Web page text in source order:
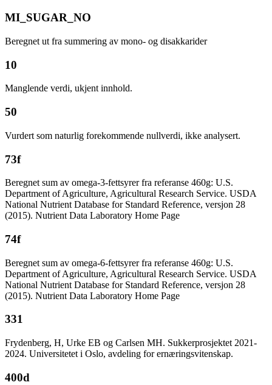
MI_SUGAR_NO
Beregnet ut fra summering av mono- og disakkarider
10
Manglende verdi, ukjent innhold.
50
Vurdert som naturlig forekommende nullverdi, ikke analysert.
73f
Beregnet sum av omega-3-fettsyrer fra referanse 460g: U.S.
Department of Agriculture, Agricultural Research Service. USDA
National Nutrient Database for Standard Reference, versjon 28
(2015). Nutrient Data Laboratory Home Page
74f
Beregnet sum av omega-6-fettsyrer fra referanse 460g: U.S.
Department of Agriculture, Agricultural Research Service. USDA
National Nutrient Database for Standard Reference, versjon 28
(2015). Nutrient Data Laboratory Home Page
331
Frydenberg, H, Urke EB og Carlsen MH. Sukkerprosjektet 2021-
2024. Universitetet i Oslo, avdeling for ernæringsvitenskap.
400d